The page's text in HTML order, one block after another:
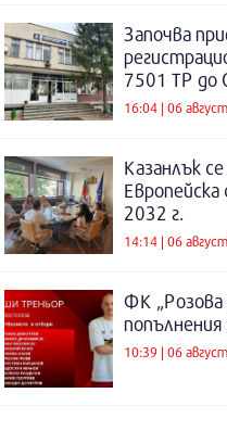
Започва
7501 ТР до
16:04 | 06
Казанлък
2032 г.
14:14 | 06
ФК „Розова
10:39 | 06